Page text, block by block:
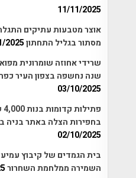
11/11/2025
אוצר מטבעות עתיקים
מסתור בגליל התחתון2025
שנה נחשפה בצפון העיר
03/10/2025
בחפירות הצלה באתר בניה
02/10/2025
בית הגמדים של קיבוץ
השמירה ממלחמת השחרור